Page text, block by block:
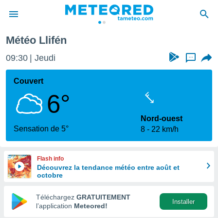
de
en
Météo Llifén
09:30 Jeudi ...
Couvert
6°
Sensation de 5°
Nord-ouest
8
22 km/h
Flash info
Découvrez la tendance météo entre août et
octobre
Téléchargez GRATUITEMENT
l’application Meteored!
Installer